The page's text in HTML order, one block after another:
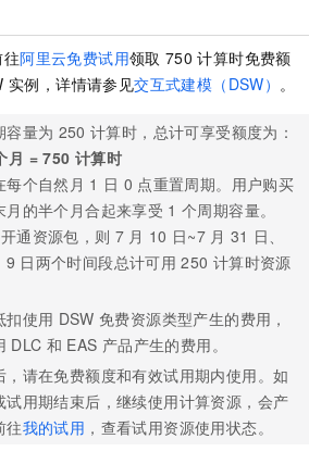
往阿里云免费试用领取 750 计算时免费额
实例，详情请参见交互式建模（DSW） 。
容量为 250 计算时，总计可享受额度为：
月 = 750 计算时
个自然月 1 日 0 点重置周期。用户购买
的半个月合起来享受 1 个周期容量。
通资源包，则 7 月 10 日~7 月 31 日、
9 日两个时间段总计可用 250 计算时资源
扣使用 DSW 免费资源类型产生的费用，
DLC 和 EAS 产品产生的费用。
请在免费额度和有效试用期内使用。如
试用期结束后，继续使用计算资源，会产
往我的试用 ，查看试用资源使用状态。
多种方案随心选，轻松解锁专属 DeepSeek 通过自然语言交互简化开发流程,全栈开发支持